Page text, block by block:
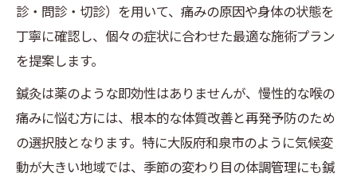
診・問診・切診）を用いて、痛みの原因や身体の状態を
丁寧に確認し、個々の症状に合わせた最適な施術プラン
を提案します。
鍼灸は薬のような即効性はありませんが、慢性的な喉の
痛みに悩む方には、根本的な体質改善と再発予防のため
の選択肢となります。特に大阪府和泉市のように気候変
動が大きい地域では、季節の変わり目の体調管理にも鍼